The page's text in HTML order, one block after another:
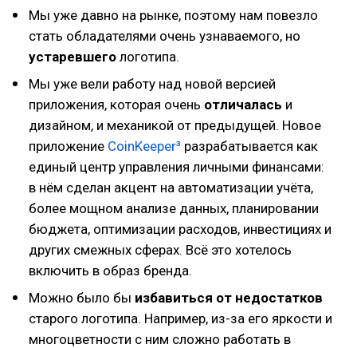
Мы уже давно на рынке, поэтому нам повезло
стать обладателями очень узнаваемого, но
устаревшего логотипа.
Мы уже вели работу над новой версией
приложения, которая очень отличалась и
дизайном, и механикой от предыдущей. Новое
приложение CoinKeeper³ разрабатывается как
единый центр управления личными финансами:
в нём сделан акцент на автоматизации учёта,
более мощном анализе данных, планировании
бюджета, оптимизации расходов, инвестициях и
других смежных сферах. Всё это хотелось
включить в образ бренда.
Можно было бы избавиться от недостатков
старого логотипа. Например, из-за его яркости и
многоцветности с ним сложно работать в